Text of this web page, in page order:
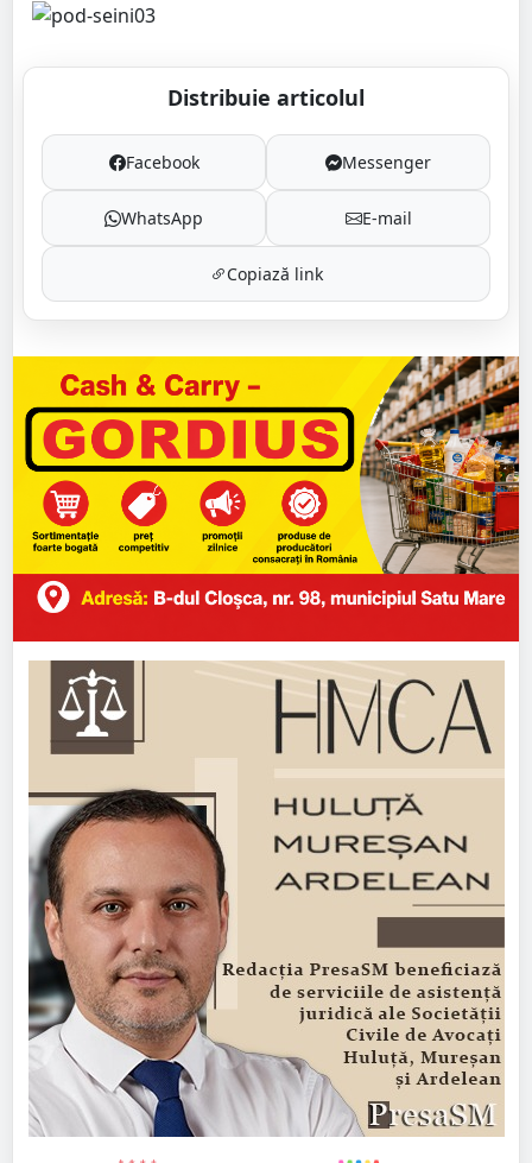
Distribuie articolul
Facebook Messenger
WhatsApp E-mail
Copiază link